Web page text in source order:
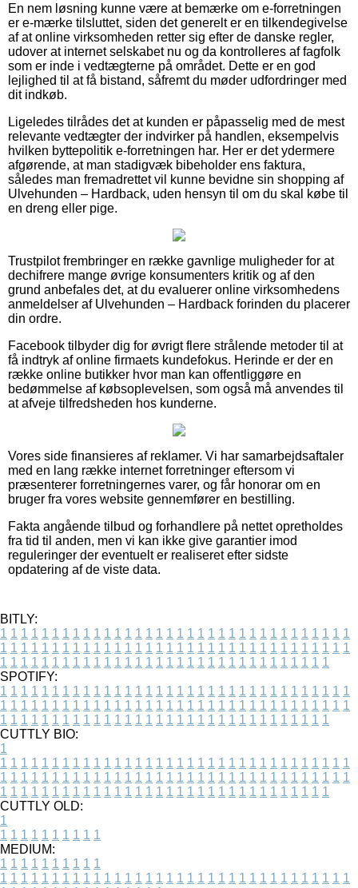
En nem løsning kunne være at bemærke om e-forretningen
er e-mærke tilsluttet, siden det generelt er en tilkendegivelse
af at online virksomheden retter sig efter de danske regler,
udover at internet selskabet nu og da kontrolleres af fagfolk
som er inde i vedtægterne på området. Dette er en god
lejlighed til at få bistand, såfremt du møder udfordringer med
dit indkøb.
Ligeledes tilrådes det at kunden er påpasselig med de mest
relevante vedtægter der indvirker på handlen, eksempelvis
hvilken byttepolitik e-forretningen har. Her er det ydermere
afgørende, at man stadigvæk bibeholder ens faktura,
således man fremadrettet vil kunne bevidne sin shopping af
Ulvehunden – Hardback, uden hensyn til om du skal købe til
en dreng eller pige.
Trustpilot frembringer en række gavnlige muligheder for at
dechifrere mange øvrige konsumenters kritik og af den
grund anbefales det, at du evaluerer online virksomhedens
anmeldelser af Ulvehunden – Hardback forinden du placerer
din ordre.
Facebook tilbyder dig for øvrigt flere strålende metoder til at
få indtryk af online firmaets kundefokus. Herinde er der en
række online butikker hvor man kan offentliggøre en
bedømmelse af købsoplevelsen, som også må anvendes til
at afveje tilfredsheden hos kunderne.
Vores side finansieres af reklamer. Vi har samarbejdsaftaler
med en lang række internet forretninger eftersom vi
præsenterer forretningernes varer, og får honorar om en
bruger fra vores website gennemfører en bestilling.
Fakta angående tilbud og forhandlere på nettet opretholdes
fra tid til anden, men vi kan ikke give garantier imod
reguleringer der eventuelt er realiseret efter sidste
opdatering af de viste data.
BITLY:
1 1 1 1 1 1 1 1 1 1 1 1 1 1 1 1 1 1 1 1 1 1 1 1 1 1 1 1 1 1 1 1 1 1
1 1 1 1 1 1 1 1 1 1 1 1 1 1 1 1 1 1 1 1 1 1 1 1 1 1 1 1 1 1 1 1 1 1
1 1 1 1 1 1 1 1 1 1 1 1 1 1 1 1 1 1 1 1 1 1 1 1 1 1 1 1 1 1 1 1
SPOTIFY:
1 1 1 1 1 1 1 1 1 1 1 1 1 1 1 1 1 1 1 1 1 1 1 1 1 1 1 1 1 1 1 1 1 1
1 1 1 1 1 1 1 1 1 1 1 1 1 1 1 1 1 1 1 1 1 1 1 1 1 1 1 1 1 1 1 1 1 1
1 1 1 1 1 1 1 1 1 1 1 1 1 1 1 1 1 1 1 1 1 1 1 1 1 1 1 1 1 1 1 1
CUTTLY BIO:
1
1 1 1 1 1 1 1 1 1 1 1 1 1 1 1 1 1 1 1 1 1 1 1 1 1 1 1 1 1 1 1 1 1 1
1 1 1 1 1 1 1 1 1 1 1 1 1 1 1 1 1 1 1 1 1 1 1 1 1 1 1 1 1 1 1 1 1 1
1 1 1 1 1 1 1 1 1 1 1 1 1 1 1 1 1 1 1 1 1 1 1 1 1 1 1 1 1 1 1 1
CUTTLY OLD:
1
1 1 1 1 1 1 1 1 1 1
MEDIUM:
1 1 1 1 1 1 1 1 1 1
1 1 1 1 1 1 1 1 1 1 1 1 1 1 1 1 1 1 1 1 1 1 1 1 1 1 1 1 1 1 1 1 1 1